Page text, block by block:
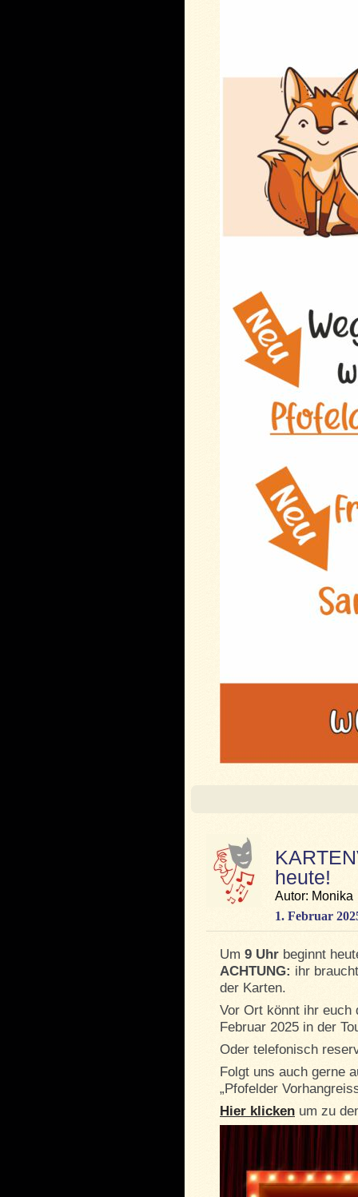
heute!
Autor: Monika
1. Februar
Um 9 Uhr beginnt
ACHTUNG: ihr
der Karten.
Vor Ort könnt ihr euch
Februar 2025 in der
Oder telefonisch
Folgt uns auch gerne
„Pfofelder
Hier klicken um zu